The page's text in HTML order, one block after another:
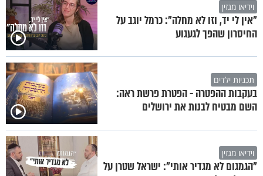
וידיאו מגזין
"אין לי יד, וזו לא מחלה": כרמל יוגב על
החיסרון שהפך לגעגוע
תכניות ילדים
בעקבות ההפטרה - הפטרת פרשת ראה:
השם מבטיח לבנות את ירושלים
וידיאו מגזין
"הגמגום לא מגדיר אותי": ישראל שטרן על